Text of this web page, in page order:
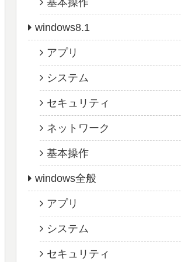
windows8.1
アプリ
システム
セキュリティ
ネットワーク
基本操作
windows全般
アプリ
システム
セキュリティ